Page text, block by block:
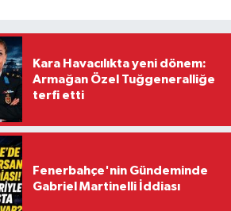
Kara Havacılıkta yeni dönem:
Armağan Özel Tuğgeneralliğe
terfi etti
Fenerbahçe'nin Gündeminde
Gabriel Martinelli İddiası